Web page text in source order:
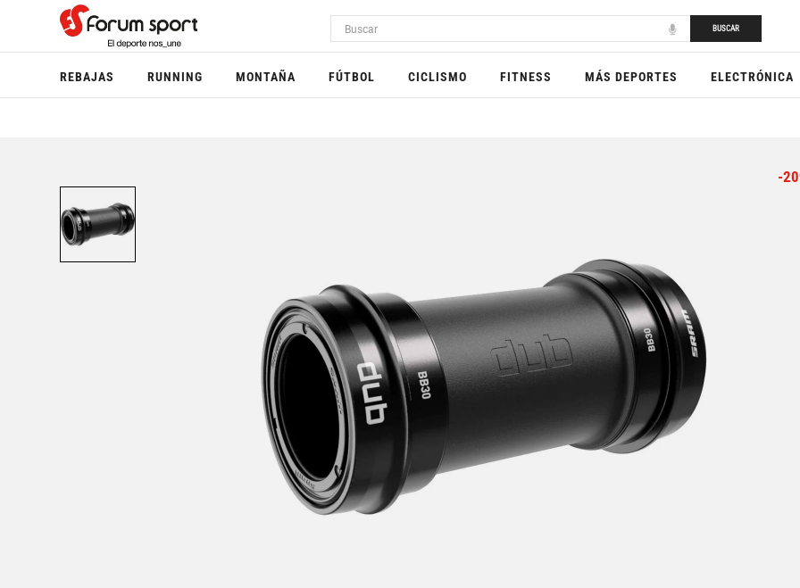
BUSCAR
REBAJAS RUNNING MONTAÑA FÚTBOL CICLISMO FITNESS MÁS DEPORTES ELECTRÓNICA
-20